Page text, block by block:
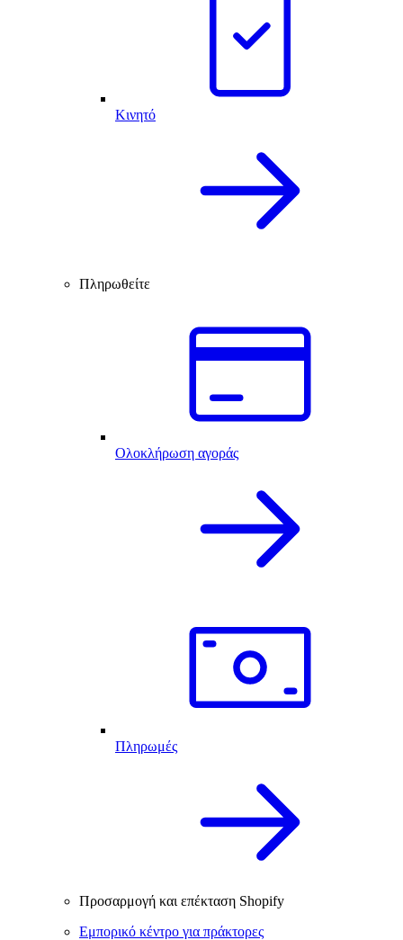
Κινητό
Πληρωθείτε
Ολοκλήρωση αγοράς
Πληρωμές
Προσαρμογή και επέκταση Shopify
Εμπορικό κέντρο για πράκτορες